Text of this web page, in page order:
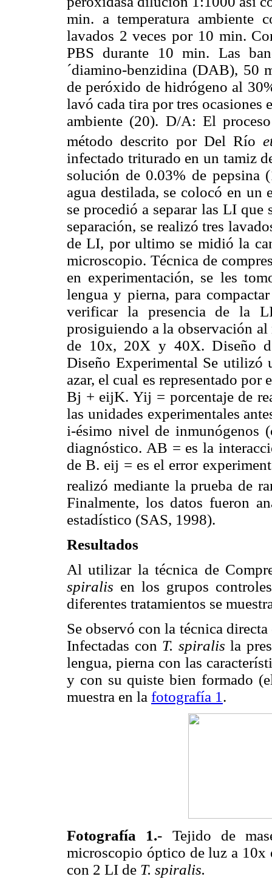
min. a temperatura ambiente
lavados 2 veces por 10 min.
PBS durante 10 min. Las
´diamino-benzidina (DAB), 50
de peróxido de hidrógeno al
lavó cada tira por tres ocasiones
ambiente (20). D/A: El
método descrito por Del Río
infectado triturado en un tamiz
solución de 0.03% de
agua destilada, se colocó en un
se procedió a separar las LI
separación, se realizó tres
de LI, por ultimo se midió la
microscopio. Técnica de
en experimentación, se les
lengua y pierna, para
verificar la presencia de la
prosiguiendo a la observación
de 10x, 20X y 40X. Diseño
Diseño Experimental Se utilizó
azar, el cual es representado
Bj + eijK. Yij = porcentaje de
las unidades experimentales
i-ésimo nivel de inmunógenos
diagnóstico. AB = es la
de B. eij = es el error
realizó mediante la prueba de
Finalmente, los datos fueron
estadístico (SAS, 1998).
Resultados
Al utilizar la técnica de
spiralis en los grupos
diferentes tratamientos se
Se observó con la técnica
Infectadas con T. spiralis la
lengua, pierna con las
y con su quiste bien formado
muestra en la fotografía 1 .
Fotografía 1.- Tejido de
microscopio óptico de luz a 10x
con 2 LI de T. spiralis.